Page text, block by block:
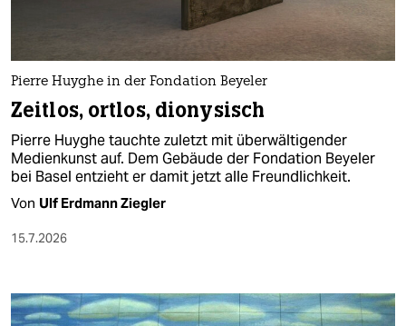
wahrheit
verlag
verlag
veranstaltungen
shop
unterstützen
Pierre Huyghe in der Fondation Beyeler
Zeitlos, ortlos, dionysisch
Pierre Huyghe tauchte zuletzt mit überwältigender
Medienkunst auf. Dem Gebäude der Fondation Beyeler
bei Basel entzieht er damit jetzt alle Freundlichkeit.
Von Ulf Erdmann Ziegler
15.7.2026